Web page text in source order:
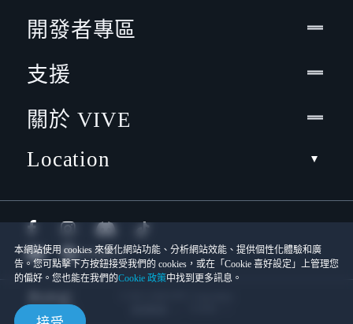
本網站使用 cookies 來優化網站功能、分析網站效能、提供個性化體驗和廣
告。您可點擊下方按鈕接受我們的 cookies，或在「Cookie 喜好設定」上管理您
的偏好。您也能在我們的Cookie 政策中找到更多訊息。
開發者專區
支援
關於 VIVE
Location